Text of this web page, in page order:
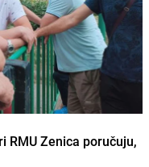
RMU Zenica poručuju,